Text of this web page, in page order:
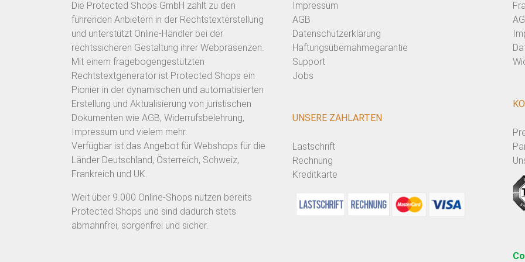
Die Protected Shops GmbH zählt zu den
führenden Anbietern in der Rechtstexterstellung
und unterstützt Online-Händler bei der
rechtssicheren Gestaltung ihrer Webpräsenzen.
Mit einem fragebogengestützten
Rechtstextgenerator ist Protected Shops ein
Pionier in der dynamischen und automatisierten
Erstellung und Aktualisierung von juristischen
Dokumenten wie AGB, Widerrufsbelehrung,
Impressum und vielem mehr.
Verfügbar ist das Angebot für Webshops für die
Länder Deutschland, Österreich, Schweiz,
Frankreich und UK.
Weit über 9.000 Online-Shops nutzen bereits
Protected Shops und sind dadurch stets
abmahnfrei, sorgenfrei und sicher.
Impressum
AGB
Datenschutzerklärung
Haftungsübernahmegarantie
Support
Jobs
UNSERE ZAHLARTEN
Lastschrift
Rechnung
Kreditkarte